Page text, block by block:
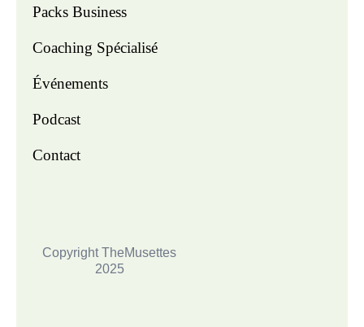
Packs Business
Coaching Spécialisé
Événements
Podcast
Contact
Copyright TheMusettes
2025